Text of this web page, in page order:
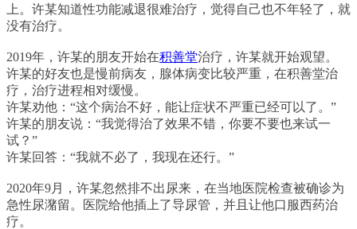
上。许某知道性功能减退很难治疗，觉得自己也不年轻了，就
没有治疗。
2019年，许某的朋友开始在积善堂治疗，许某就开始观望。
许某的好友也是慢前病友，腺体病变比较严重，在积善堂治
疗，治疗进程相对缓慢。
许某劝他：“这个病治不好，能让症状不严重已经可以了。”
许某的朋友说：“我觉得治了效果不错，你要不要也来试一
试？”
许某回答：“我就不必了，我现在还行。”
2020年9月，许某忽然排不出尿来，在当地医院检查被确诊为
急性尿潴留。医院给他插上了导尿管，并且让他口服西药治
疗。